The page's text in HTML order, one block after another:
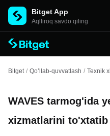
Bitget App
Aqlliroq savdo qiling
Bitget / Qo’llab-quvvatlash / Texnik
WAVES tarmog'ida
xizmatlarini